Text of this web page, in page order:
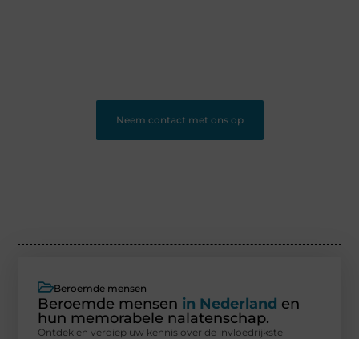
Neem contact met ons op
Beroemde mensen
Beroemde mensen in Nederland en
hun memorabele nalatenschap.
Ontdek en verdiep uw kennis over de invloedrijkste